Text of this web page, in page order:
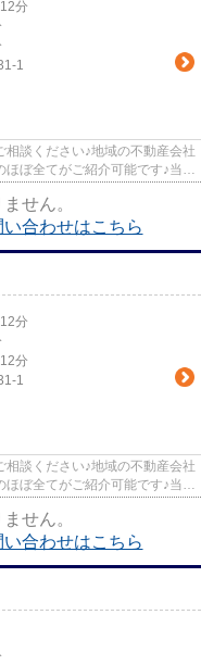
分
1
談ください♪地域の不動産会社
ぼ全てがご紹介可能です♪当店
せん。
合わせはこちら
分
分
1
談ください♪地域の不動産会社
ぼ全てがご紹介可能です♪当店
せん。
合わせはこちら